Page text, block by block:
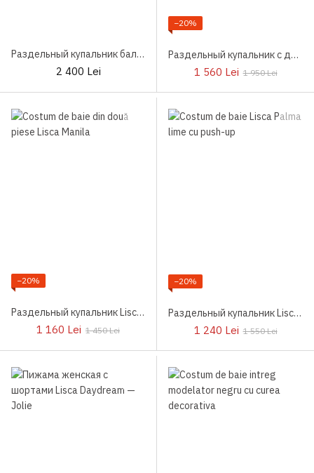
Раздельный купальник балконет Lisca Japan T9
2 400 Lei
−20%
Раздельный купальник с длинным рукавом Lisca Jersey
1 560 Lei 1 950 Lei
−20%
Раздельный купальник Lisca Manila
1 160 Lei 1 450 Lei
−20%
Раздельный купальник Lisca Palma Лайм
1 240 Lei 1 550 Lei